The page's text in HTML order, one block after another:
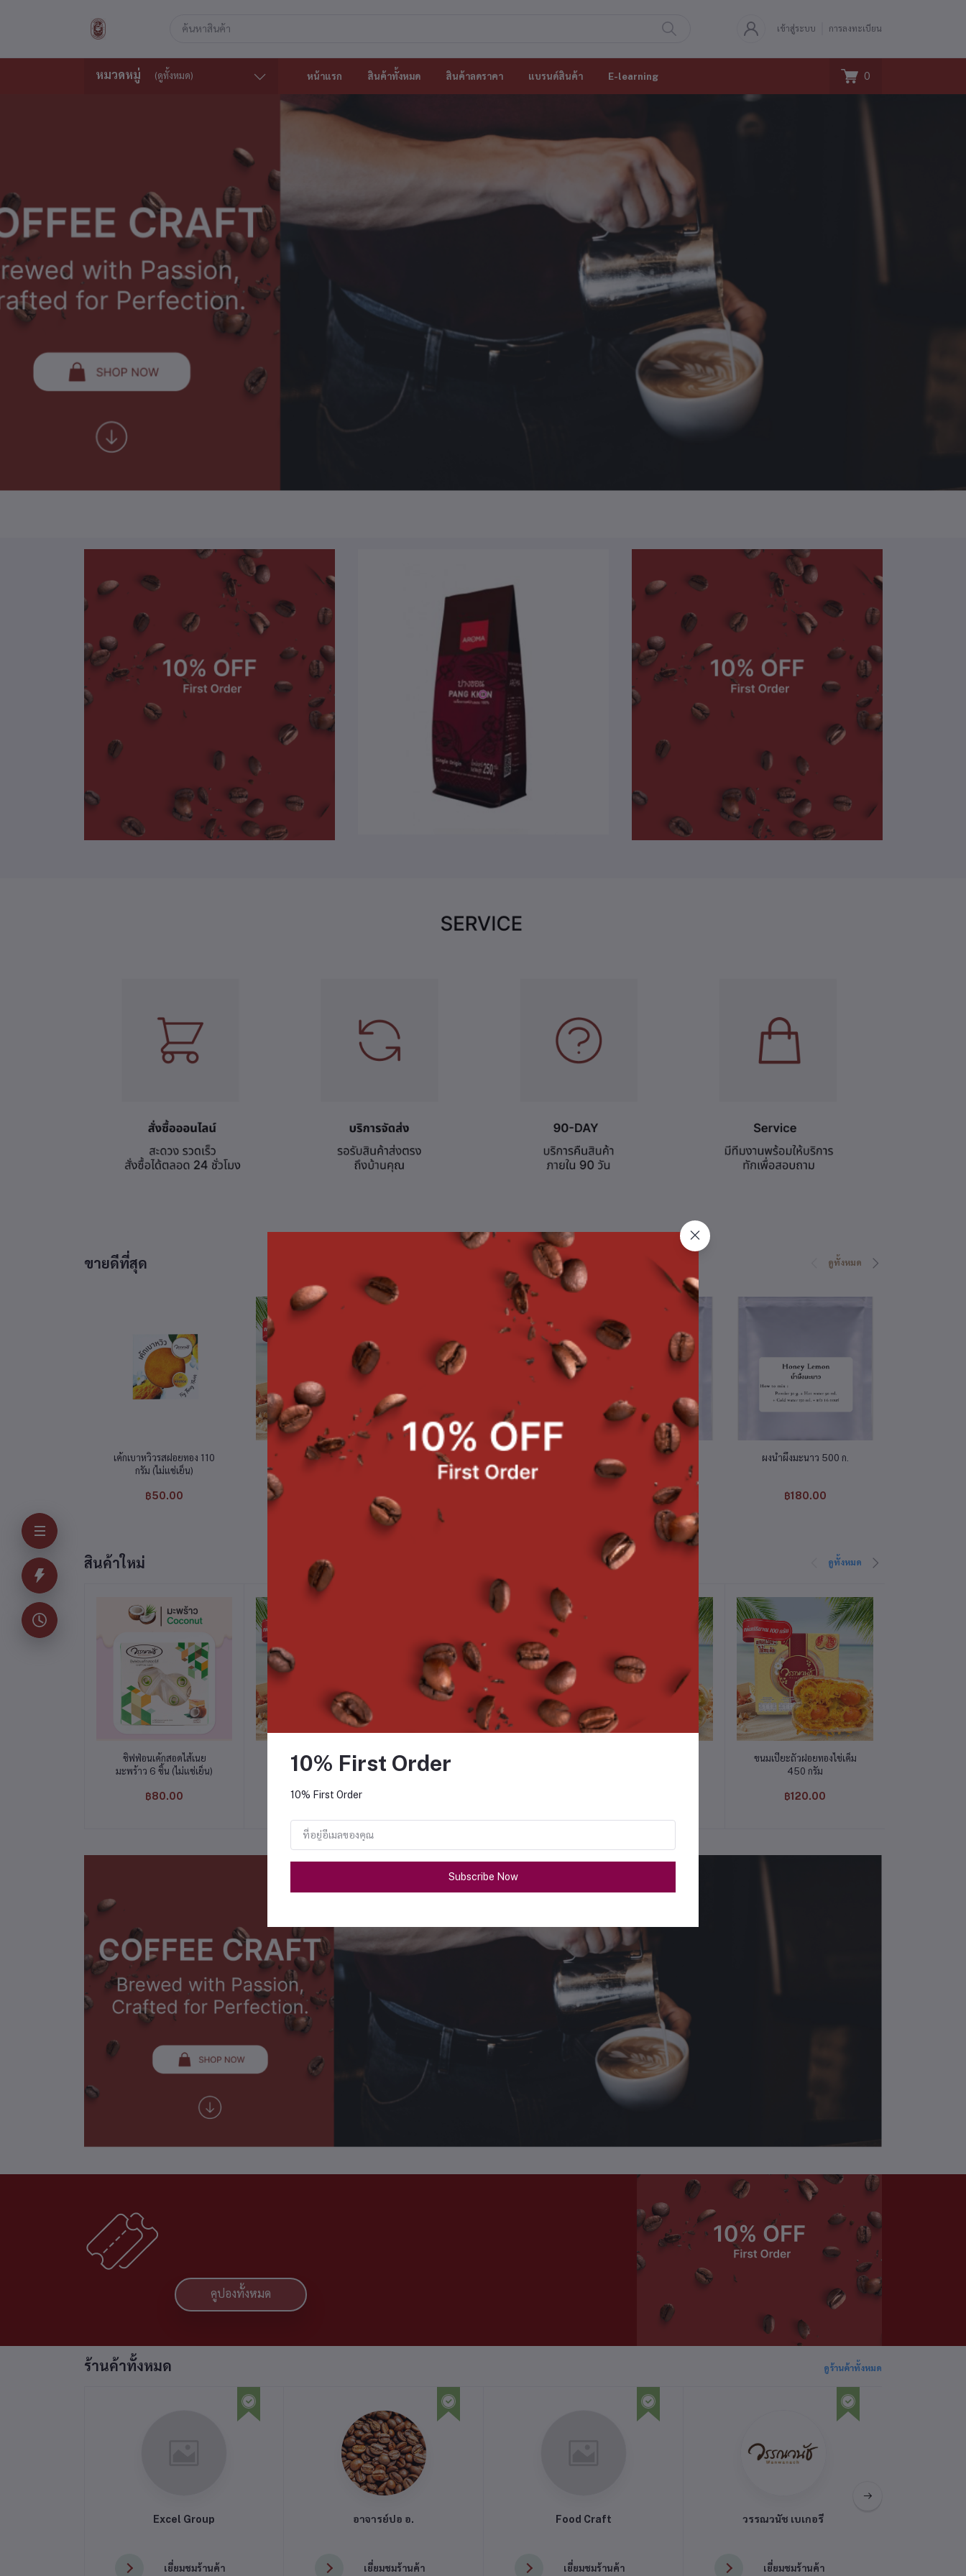
เข้าสู่ระบบ การลงทะเบียน
หมวดหมู่ (ดูทั้งหมด) หน้าแรก สินค้าทั้งหมด สินค้าลดราคา แบรนด์สินค้า E-learning 0
ขายดีที่สุด ดูทั้งหมด
หยิบใส่ตะกร้า
เค้กเบาหวิวรสฝอยทอง 110
กรัม (ไม่แช่เย็น)
฿50.00
หยิบใส่ตะกร้า
ขนมเปี๊ยะฝักไข่เค็ม 450 กรัม หยิบใส่ตะกร้า
ซอสช็อกโกแลตท็อปปิ้ง 500
g.
หยิบใส่ตะกร้า
ชามะนาว 1 กก.
฿320.00
หยิบใส่ตะกร้า
ผงน้ำผึ้งมะนาว 500 ก.
฿180.00
สินค้าใหม่ ดูทั้งหมด
หยิบใส่ตะกร้า
ชิฟฟ่อนเค้กสอดไส้เนย
มะพร้าว 6 ชิ้น (ไม่แช่เย็น)
฿80.00
หยิบใส่ตะกร้า
ขนมเปี๊ยะงาดำฝอยทองไข่เค็ม
450 กรัม
฿120.00
ขนมเปี๊ยะเผือกฝอยทองไข่เค็ม
หยิบใส่ตะกร้า
ขนมเปี๊ยะถั่วฝอยทองไข่เค็ม
450 กรัม
฿120.00
คูปองทั้งหมด
ร้านค้าทั้งหมด ดูร้านค้าทั้งหมด
Excel Group
เยี่ยมชมร้านค้า
อาจารย์ปอ อ.
เยี่ยมชมร้านค้า
Food Craft
เยี่ยมชมร้านค้า
วรรณวนัช เบเกอรี่
เยี่ยมชมร้านค้า
10% First Order
10% First Order
Subscribe Now